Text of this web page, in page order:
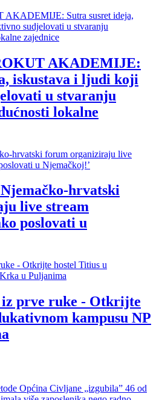
AKADEMIJE:
iskustava i ljudi koji
u stvaranju
lokalne
hrvatski
live stream
poslovati u
prve ruke - Otkrijte
kampusu NP